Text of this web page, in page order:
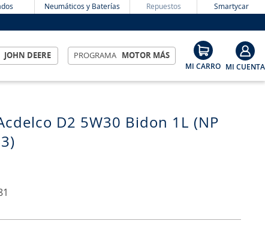
Neumáticos y Baterías Repuestos Smartycar
JOHN DEERE PROGRAMA MOTOR MÁS
D2 5W30 Bidon 1L (NP